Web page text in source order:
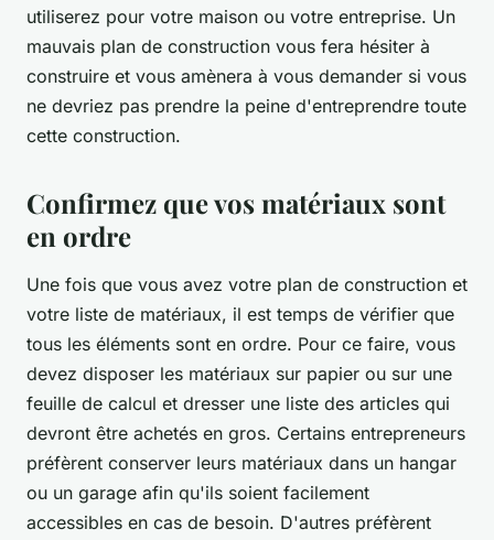
utiliserez pour votre maison ou votre entreprise. Un
mauvais plan de construction vous fera hésiter à
construire et vous amènera à vous demander si vous
ne devriez pas prendre la peine d'entreprendre toute
cette construction.
Confirmez que vos matériaux sont
en ordre
Une fois que vous avez votre plan de construction et
votre liste de matériaux, il est temps de vérifier que
tous les éléments sont en ordre. Pour ce faire, vous
devez disposer les matériaux sur papier ou sur une
feuille de calcul et dresser une liste des articles qui
devront être achetés en gros. Certains entrepreneurs
préfèrent conserver leurs matériaux dans un hangar
ou un garage afin qu'ils soient facilement
accessibles en cas de besoin. D'autres préfèrent